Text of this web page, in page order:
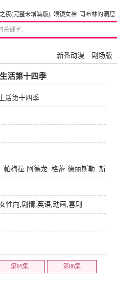
夜(完整未增减版) 眼镜女神 哥布林的洞窟
新番动漫 剧场版
活第十四季
活第十四季
帕梅拉·阿德龙 格蕾·德丽斯勒 斯
克
性向,剧情,英语,动画,喜剧
第05集 第06集